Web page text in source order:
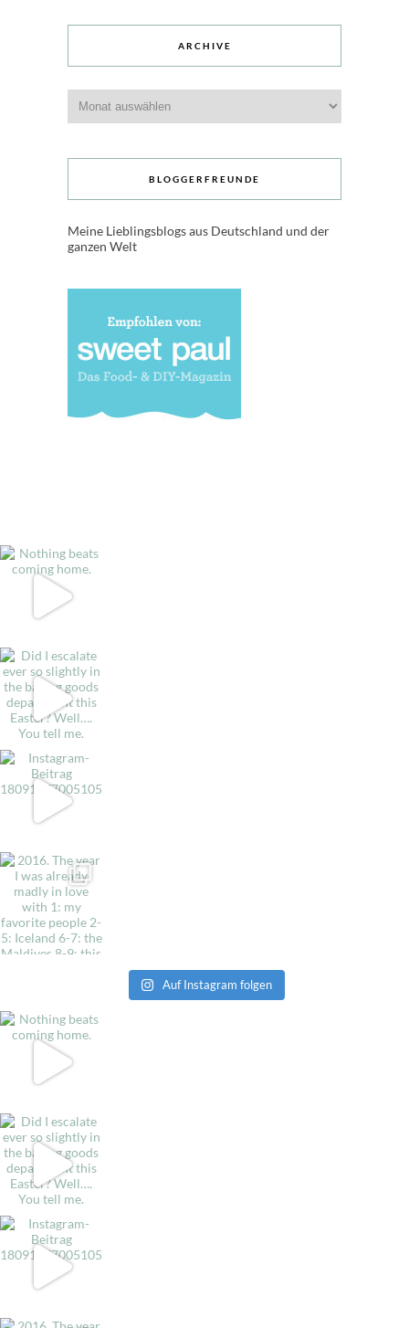
ARCHIVE
BLOGGERFREUNDE
Meine Lieblingsblogs aus Deutschland und der
ganzen Welt
Auf Instagram folgen